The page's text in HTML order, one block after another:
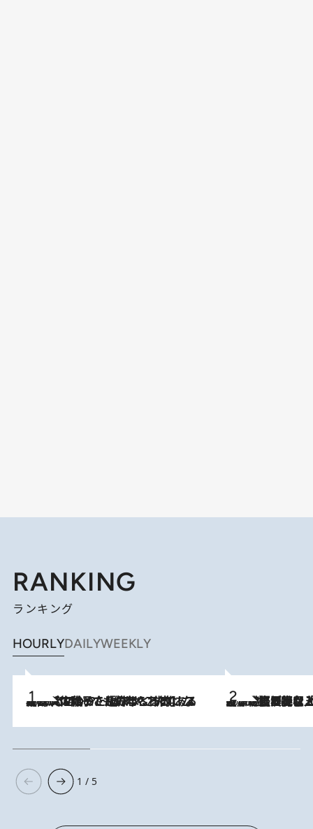
RANKING
ランキング
HOURLYDAILYWEEKLY
2026.8.5
【阿川佐和子さんの年とる力】なぜ70代で始めた趣味は“こんなに楽しい”のか？ ピアノ、俳句…スランプに陥っても続けられる“ある秘訣”とは 2026.8.5
【なぜ吉沢亮は「気配を消せる」のか？】興行収入208億の『国宝』を経て挑むミュージカル『ディア・エヴァン・ハンセン』。トップ俳優が舞台上でさらけ出した“孤独”とは
1 / 5